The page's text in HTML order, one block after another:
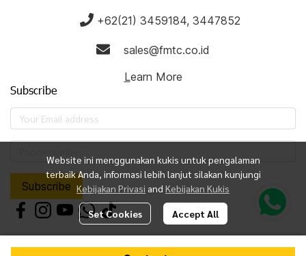
Website ini menggunakan kukis untuk pengalaman
terbaik Anda, informasi lebih lanjut silakan kunjungi
Kebijakan Privasi and Kebijakan Kukis
Set Cookies Accept All
+62(21) 3459184, 3447852
‎ ‎ ‎ ‎sales@fmtc.co.id
Learn More
Subscribe
Subscribe
Copyright 2023 | All Rights Reserved | Powered by MWE